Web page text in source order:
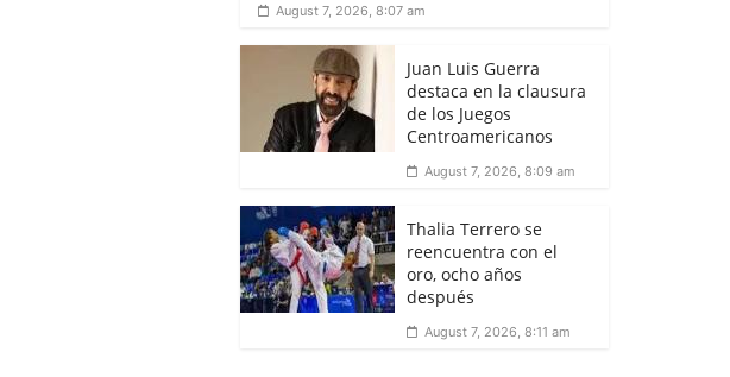
August 7, 2026, 8:07 am
Juan Luis Guerra
destaca en la clausura
de los Juegos
Centroamericanos
August 7, 2026, 8:09 am
Thalia Terrero se
reencuentra con el
oro, ocho años
después
August 7, 2026, 8:11 am